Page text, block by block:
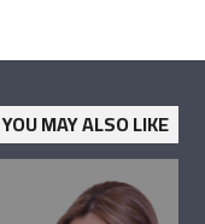
YOU MAY ALSO LIKE